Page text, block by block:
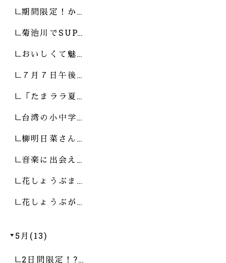
期間限定！か…
菊池川でSUP…
おいしくて魅…
７月７日午後…
「たまララ夏…
台湾の小中学…
柳明日菜さん…
音楽に出会え…
花しょうぶま…
花しょうぶが…
5月(13)
2日間限定！?…